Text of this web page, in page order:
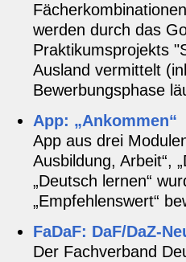
werden durch das
Praktikumsprojekts
Ausland vermittelt
Bewerbungsphase
App: „Ankommen“
App aus drei
Ausbildung, Arbeit“,
„Deutsch lernen“
„Empfehlenswert“
FaDaF: DaF/DaZ-
Der Fachverband